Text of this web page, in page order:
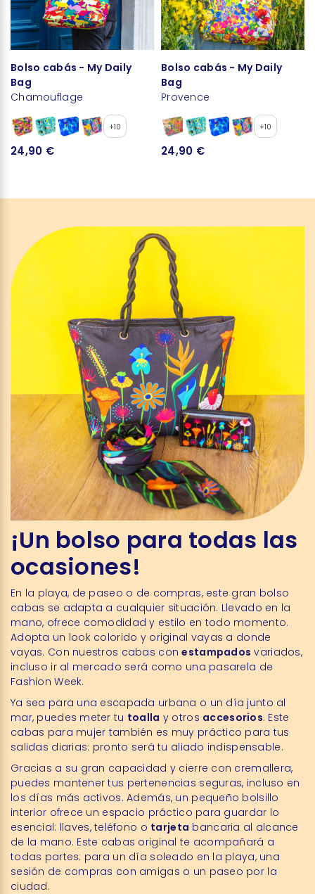
Bolso cabás - My Daily
Bag
Chamouflage
+10
24,90 €
Bolso cabás - My Daily
Bag
Provence
+10
24,90 €
¡Un bolso para todas las
ocasiones!
En la playa, de paseo o de compras, este gran bolso
cabas se adapta a cualquier situación. Llevado en la
mano, ofrece comodidad y estilo en todo momento.
Adopta un look colorido y original vayas a donde
vayas. Con nuestros cabas conestampados variados,
incluso ir al mercado será como una pasarela de
Fashion Week.
Ya sea para una escapada urbana o un día junto al
mar, puedes meter tu toalla y otros accesorios. Este
cabas para mujer también es muy práctico para tus
salidas diarias: pronto será tu aliado indispensable.
Gracias a su gran capacidad y cierre con cremallera,
puedes mantener tus pertenencias seguras, incluso en
los días más activos. Además, un pequeño bolsillo
interior ofrece un espacio práctico para guardar lo
esencial: llaves, teléfono o tarjeta bancaria al alcance
de la mano. Este cabas original te acompañará a
todas partes: para un día soleado en la playa, una
sesión de compras con amigas o un paseo por la
ciudad.